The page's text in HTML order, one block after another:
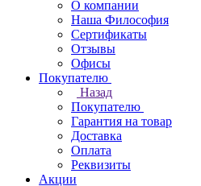
О компании
Наша Философия
Сертификаты
Отзывы
Офисы
Покупателю
Назад
Покупателю
Гарантия на товар
Доставка
Оплата
Реквизиты
Акции